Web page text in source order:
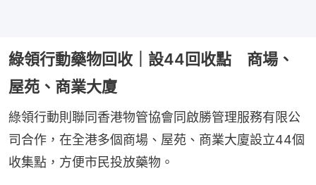
綠領行動藥物回收｜設44回收點 商場、
屋苑、商業大廈
綠領行動則聯同香港物管協會同啟勝管理服務有限公
司合作，在全港多個商場、屋苑、商業大廈設立44個
收集點，方便市民投放藥物。